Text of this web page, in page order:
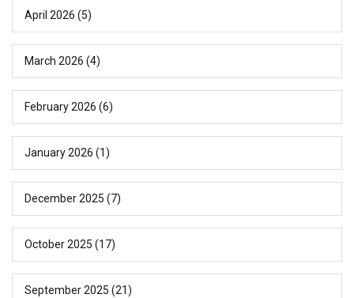
April 2026 (5)
March 2026 (4)
February 2026 (6)
January 2026 (1)
December 2025 (7)
October 2025 (17)
September 2025 (21)